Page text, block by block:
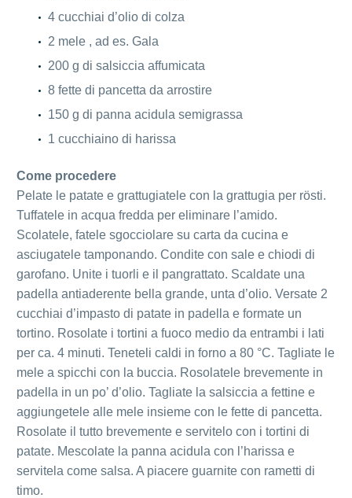
4 cucchiai d’olio di colza
2 mele , ad es. Gala
200 g di salsiccia affumicata
8 fette di pancetta da arrostire
150 g di panna acidula semigrassa
1 cucchiaino di harissa
Come procedere
Pelate le patate e grattugiatele con la grattugia per rösti.
Tuffatele in acqua fredda per eliminare l’amido.
Scolatele, fatele sgocciolare su carta da cucina e
asciugatele tamponando. Condite con sale e chiodi di
garofano. Unite i tuorli e il pangrattato. Scaldate una
padella antiaderente bella grande, unta d’olio. Versate 2
cucchiai d’impasto di patate in padella e formate un
tortino. Rosolate i tortini a fuoco medio da entrambi i lati
per ca. 4 minuti. Teneteli caldi in forno a 80 °C. Tagliate le
mele a spicchi con la buccia. Rosolatele brevemente in
padella in un po’ d’olio. Tagliate la salsiccia a fettine e
aggiungetele alle mele insieme con le fette di pancetta.
Rosolate il tutto brevemente e servitelo con i tortini di
patate. Mescolate la panna acidula con l’harissa e
servitela come salsa. A piacere guarnite con rametti di
timo.